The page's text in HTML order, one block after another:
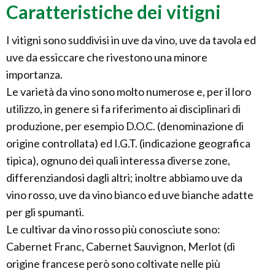
Caratteristiche dei vitigni
I vitigni sono suddivisi in uve da vino, uve da tavola ed
uve da essiccare che rivestono una minore
importanza.
Le varietà da vino sono molto numerose e, per il loro
utilizzo, in genere si fa riferimento ai disciplinari di
produzione, per esempio D.O.C. (denominazione di
origine controllata) ed I.G.T. (indicazione geografica
tipica), ognuno dei quali interessa diverse zone,
differenziandosi dagli altri; inoltre abbiamo uve da
vino rosso, uve da vino bianco ed uve bianche adatte
per gli spumanti.
Le cultivar da vino rosso più conosciute sono:
Cabernet Franc, Cabernet Sauvignon, Merlot (di
origine francese però sono coltivate nelle più